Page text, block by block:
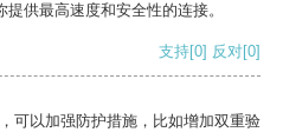
供最高速度和安全性的连接。
支持[0] 反对[0]
可以加强防护措施，比如增加双重验